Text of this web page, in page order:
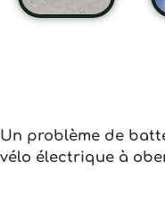
Un problème de
vélo électrique à